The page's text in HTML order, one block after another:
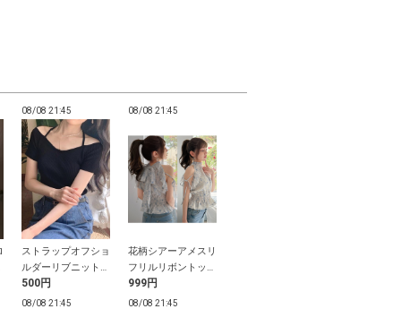
08/08 21:45
ストラップオフショ
ルダーリブニットト
ップス
500円
08/08 21:45
花柄シアーアメスリ
フリルリボントップ
ス
999円
08/08 21:45 08/08 21:45